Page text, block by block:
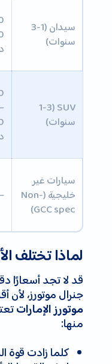
سيدان (1-3
سنوات)
SUV (1-3
سنوات)
–
سيارات غير
خليجية (Non-
GCC spec)
لماذا تختلف
قد لا تجد أسعارًا
جنرال موتورز، لأن
موتورز الإمارات
منها:
كلما زادت قوة